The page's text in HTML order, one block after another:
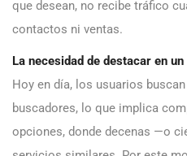
que desean, no recibe tráfico
contactos ni ventas.
La necesidad de destacar en
Hoy en día, los usuarios
buscadores, lo que implica
opciones, donde decenas —o